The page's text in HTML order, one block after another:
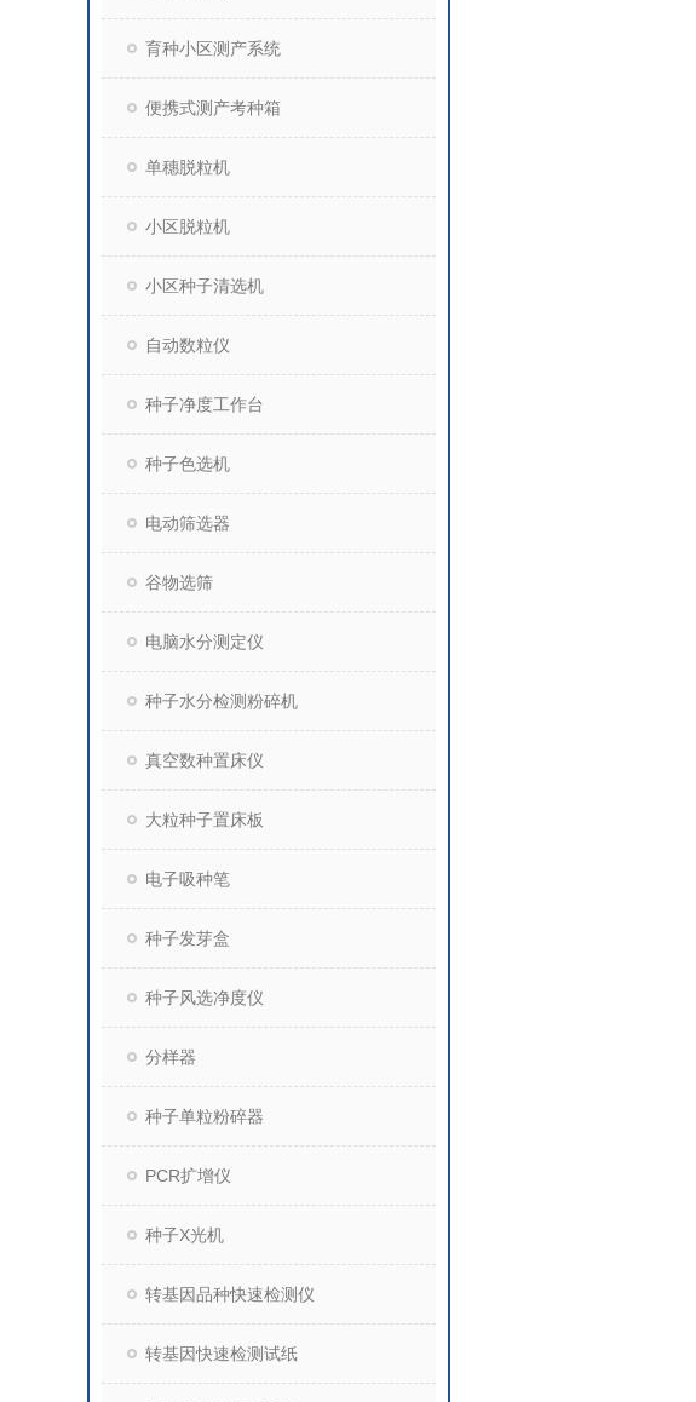
育种小区测产系统
便携式测产考种箱
单穗脱粒机
小区脱粒机
小区种子清选机
自动数粒仪
种子净度工作台
种子色选机
电动筛选器
谷物选筛
电脑水分测定仪
种子水分检测粉碎机
真空数种置床仪
大粒种子置床板
电子吸种笔
种子发芽盒
种子风选净度仪
分样器
种子单粒粉碎器
PCR扩增仪
种子X光机
转基因品种快速检测仪
转基因快速检测试纸